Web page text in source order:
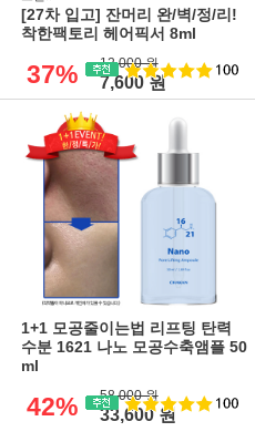
[27차 입고] 잔머리 완/벽/정/리!
착한팩토리 헤어픽서 8ml
37% 12,000 원
7,600 원
1+1 모공줄이는법 리프팅 탄력
수분 1621 나노 모공수축앰플 50
ml
42% 58,000 원
33,600 원